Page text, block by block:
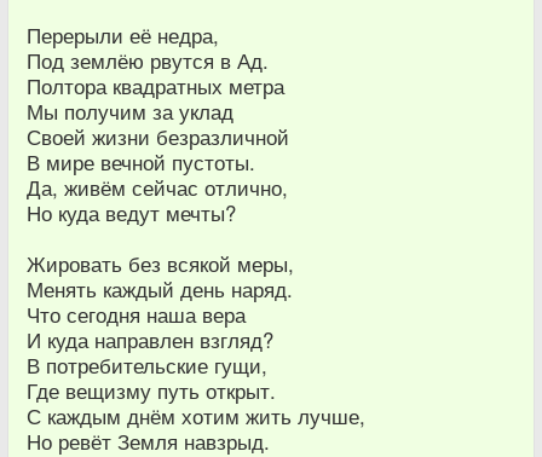
Перерыли её недра,
Под землёю рвутся в Ад.
Полтора квадратных метра
Мы получим за уклад
Своей жизни безразличной
В мире вечной пустоты.
Да, живём сейчас отлично,
Но куда ведут мечты?
Жировать без всякой меры,
Менять каждый день наряд.
Что сегодня наша вера
И куда направлен взгляд?
В потребительские гущи,
Где вещизму путь открыт.
С каждым днём хотим жить лучше,
Но ревёт Земля навзрыд.